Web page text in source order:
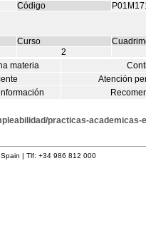
Código
Curso
2
materia
Atención
practicas-
| Tlf: +34 986 812 000